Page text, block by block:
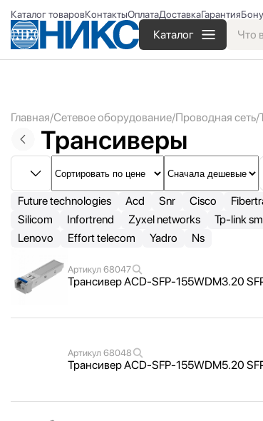
Каталог товаровКонтактыОплатаДоставкаГарантия
Каталог
Главная Сетевое оборудование Проводная сеть
Трансиверы
Future technologies Acd Snr Cisco
Silicom
Infortrend Zyxel networks Tp-link
Lenovo
Effort telecom Yadro Ns
Артикул 68047
Трансивер ACD-SFP-155WDM3.20
Артикул 68048
Трансивер ACD-SFP-155WDM5.20